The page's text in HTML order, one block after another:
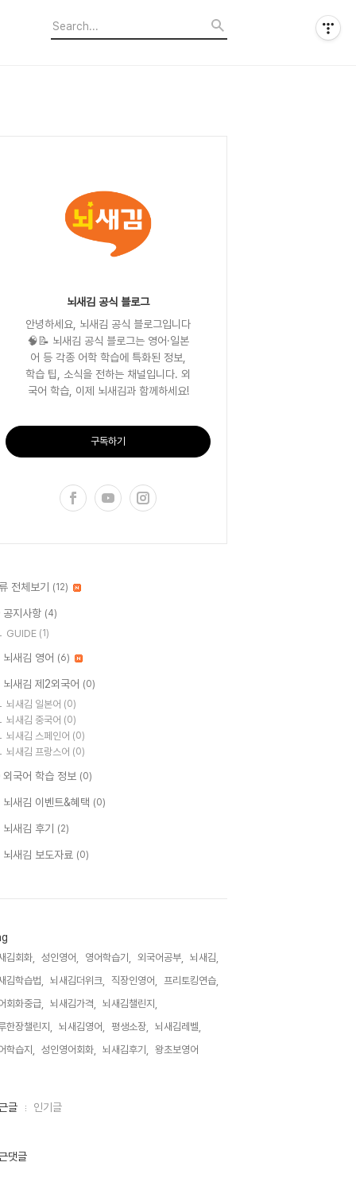
뇌새김 공식 블로그
안녕하세요, 뇌새김 공식 블로그입니다
🧠📝 뇌새김 공식 블로그는 영어·일본
어 등 각종 어학 학습에 특화된 정보,
학습 팁, 소식을 전하는 채널입니다. 외
국어 학습, 이제 뇌새김과 함께하세요!
구독하기
전체보기 (12)
공지사항 (4)
GUIDE (1)
새김 영어 (6)
새김 제2외국어 (0)
뇌새김 일본어 (0)
뇌새김 중국어 (0)
뇌새김 스페인어 (0)
뇌새김 프랑스어 (0)
외국어 학습 정보 (0)
뇌새김 이벤트&혜택 (0)
새김 후기 (2)
새김 보도자료 (0)
김회화, 성인영어, 영어학습기, 외국어공부,
뇌새김,
김학습법,
뇌새김더위크, 직장인영어,
프리토킹연습,
회화중급,
뇌새김가격,
뇌새김챌린지,
한장챌린지,
뇌새김영어, 평생소장,
뇌새김레벨,
학습지,
성인영어회화, 뇌새김후기, 왕초보영어,
글 인기글
댓글